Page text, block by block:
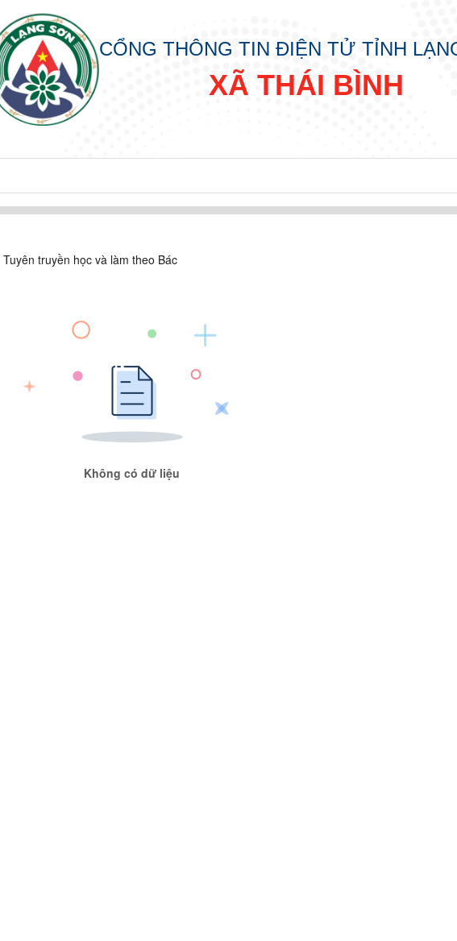
CỔNG THÔNG TIN ĐIỆN TỬ TỈNH
XÃ THÁI BÌNH
Tuyên truyền học và làm theo Bác
Không có dữ liệu